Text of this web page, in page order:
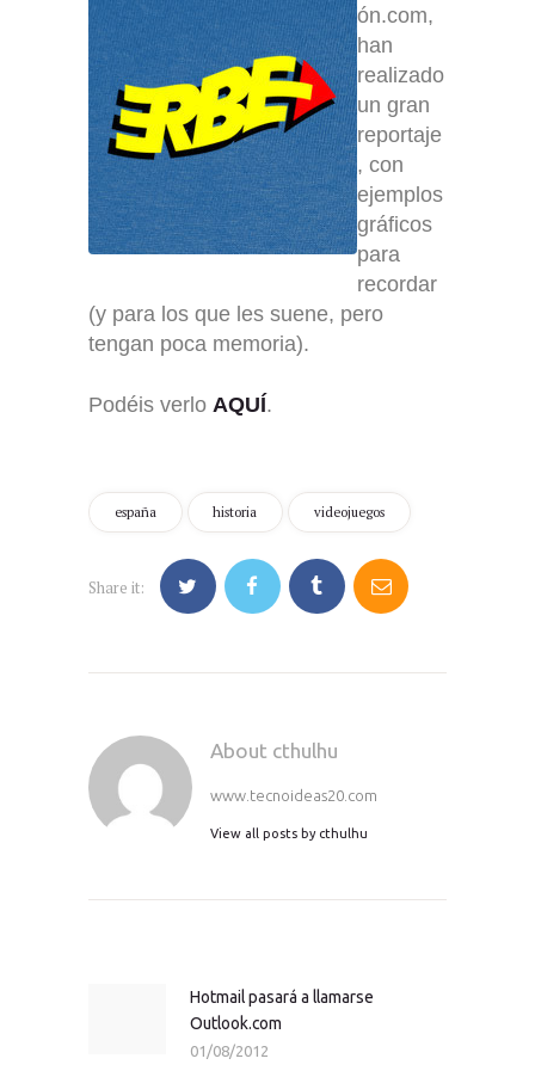
ón.com,
han
realizado
un gran
reportaje
, con
ejemplos
gráficos
para
recordar
(y para los que les suene, pero
tengan poca memoria).
Podéis verlo AQUÍ.
españa historia videojuegos
Share it:
About cthulhu
www.tecnoideas20.com
View all posts by cthulhu
entradasPrevious
post:
Hotmail pasará a llamarse
Outlook.com
01/08/2012